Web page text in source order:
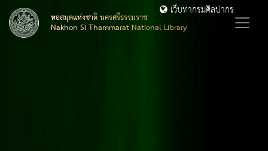
หอสมุดแห่งชาติ นครศรีธรรมราช
Nakhon Si Thammarat National Library
เว็บท่ากรมศิลปากร